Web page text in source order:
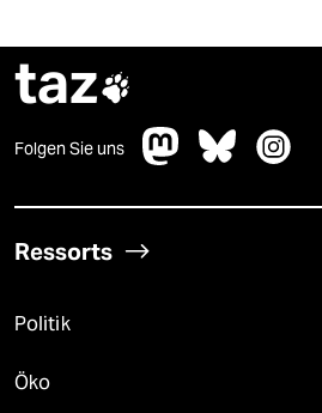
taz
Folgen Sie uns
Ressorts
Politik
Öko